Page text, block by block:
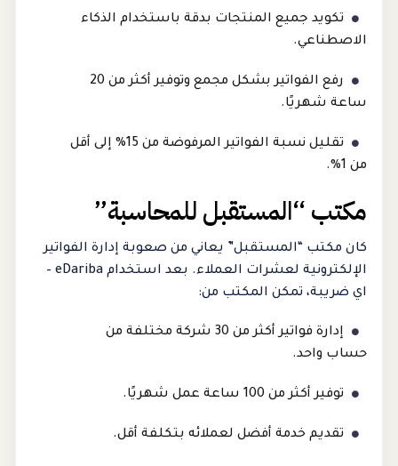
تكويد جميع المنتجات بدقة باستخدام الذكاء
الاصطناعي.
رفع الفواتير بشكل مجمع وتوفير أكثر من 20
ساعة شهريًا.
تقليل نسبة الفواتير المرفوضة من 15% إلى أقل
من 1%.
مكتب “المستقبل للمحاسبة”
كان مكتب “المستقبل” يعاني من صعوبة إدارة الفواتير
الإلكترونية لعشرات العملاء. بعد استخدام eDariba –
اي ضريبة، تمكن المكتب من:
إدارة فواتير أكثر من 30 شركة مختلفة من
حساب واحد.
توفير أكثر من 100 ساعة عمل شهريًا.
تقديم خدمة أفضل لعملائه بتكلفة أقل.